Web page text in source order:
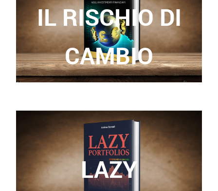
IL RISCHIO DI
CAMBIO
Grazie a questo libro, potrete finalmente trovare
le risposte a queste domande.
LAZY